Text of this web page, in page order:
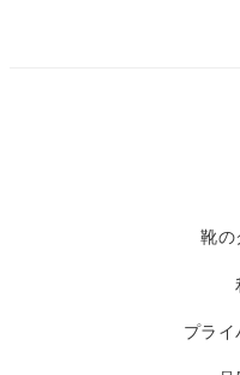
靴の
プライ